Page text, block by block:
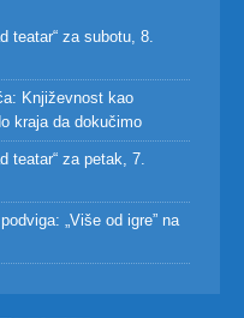
teatar“ za subotu, 8.
Književnost kao
kraja da dokučimo
teatar“ za petak, 7.
„Više od igre” na